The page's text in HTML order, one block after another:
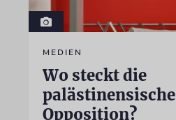
MEDIEN
Wo steckt die
palästinensische
Opposition?